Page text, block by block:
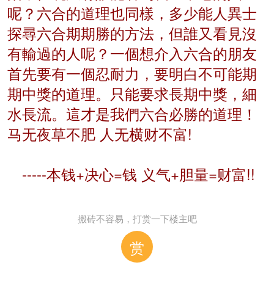
呢？六合的道理也同樣，多少能人異士
探尋六合期期勝的方法，但誰又看見沒
有輸過的人呢？一個想介入六合的朋友
首先要有一個忍耐力，要明白不可能期
期中獎的道理。只能要求長期中獎，細
水長流。這才是我們六合必勝的道理！
马无夜草不肥 人无横财不富!
-----本钱+决心=钱 义气+胆量=财富!!
搬砖不容易，打赏一下楼主吧
赏